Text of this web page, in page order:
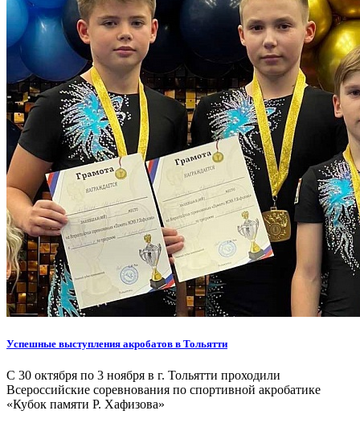
Успешные выступления акробатов в Тольятти
С 30 октября по 3 ноября в г. Тольятти проходили
Всероссийские соревнования по спортивной акробатике
«Кубок памяти Р. Хафизова»